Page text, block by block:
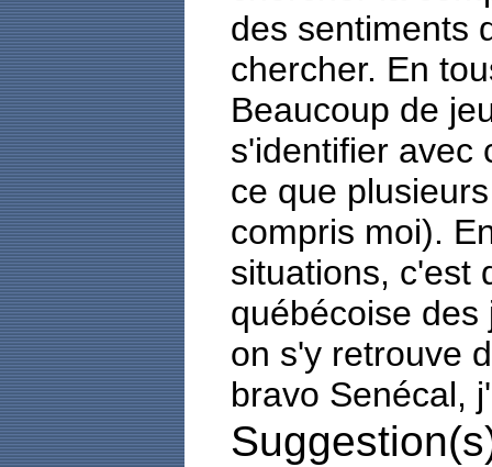
des sentiments
chercher. En
Beaucoup de
s'identifier avec
ce que
compris moi).
situations, c'est
québécoise
on s'y retrouve
bravo Senécal,